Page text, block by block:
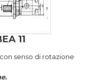
11
senso di rotazione